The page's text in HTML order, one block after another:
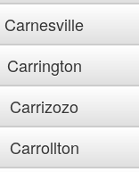
Carnesville
Carrington
Carrizozo
Carrollton